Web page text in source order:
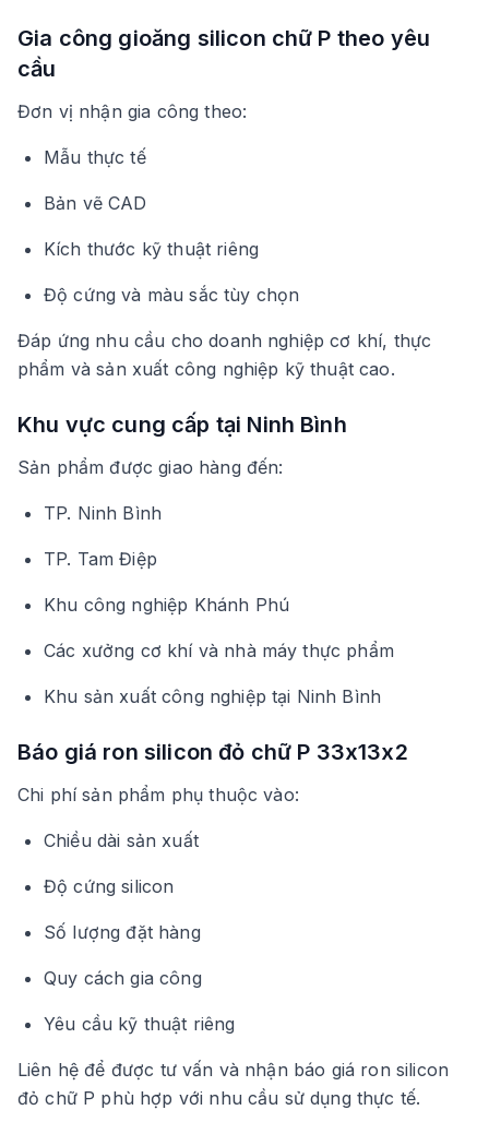
Gia công gioăng silicon chữ P theo yêu
cầu
Đơn vị nhận gia công theo:
Mẫu thực tế
Bản vẽ CAD
Kích thước kỹ thuật riêng
Độ cứng và màu sắc tùy chọn
Đáp ứng nhu cầu cho doanh nghiệp cơ khí, thực
phẩm và sản xuất công nghiệp kỹ thuật cao.
Khu vực cung cấp tại Ninh Bình
Sản phẩm được giao hàng đến:
TP. Ninh Bình
TP. Tam Điệp
Khu công nghiệp Khánh Phú
Các xưởng cơ khí và nhà máy thực phẩm
Khu sản xuất công nghiệp tại Ninh Bình
Báo giá ron silicon đỏ chữ P 33x13x2
Chi phí sản phẩm phụ thuộc vào:
Chiều dài sản xuất
Độ cứng silicon
Số lượng đặt hàng
Quy cách gia công
Yêu cầu kỹ thuật riêng
Liên hệ để được tư vấn và nhận báo giá ron silicon
đỏ chữ P phù hợp với nhu cầu sử dụng thực tế.